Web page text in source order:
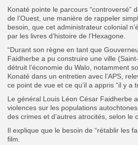
Konaté pointe le parcours “controversé”
de l’Ouest, une manière de rappeler
besoin, que cet administrateur colonial
par les livres d’histoire de l’Hexagone.
“Durant son règne en tant que
Faidherbe a pu construire une ville
détruit l’économie du Walo, notamment
Konaté dans un entretien avec l’APS,
ce point de vue et ce qu’il a appris “il y a
Le général Louis Léon César Faidherbe
violences sur les populations
des crimes et d’autres atrocités, selon le
Il explique que le besoin de “rétablir les
film.